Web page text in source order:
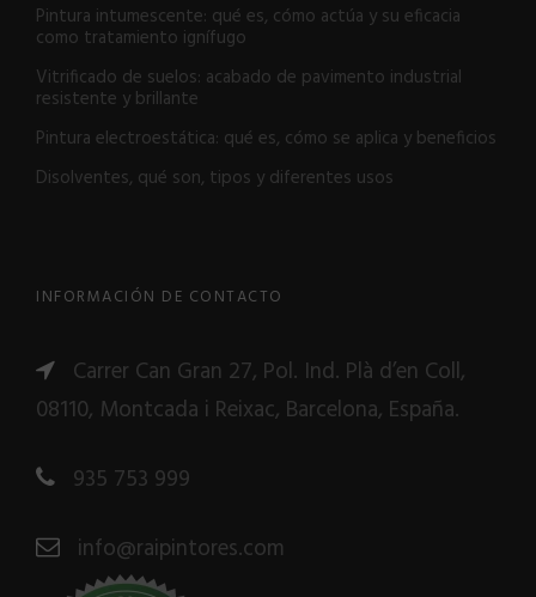
Pintura intumescente: qué es, cómo actúa y su eficacia
como tratamiento ignífugo
Vitrificado de suelos: acabado de pavimento industrial
resistente y brillante
Pintura electroestática: qué es, cómo se aplica y beneficios
Disolventes, qué son, tipos y diferentes usos
INFORMACIÓN DE CONTACTO
Carrer Can Gran 27, Pol. Ind. Plà d’en Coll,
08110, Montcada i Reixac, Barcelona, España.
935 753 999
info@raipintores.com